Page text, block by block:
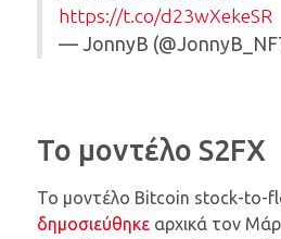
https://t.co/d23wXekeSR
— JonnyB
Το μοντέλο S2FX
Το μοντέλο Bitcoin stock-to-
δημοσιεύθηκε αρχικά τον